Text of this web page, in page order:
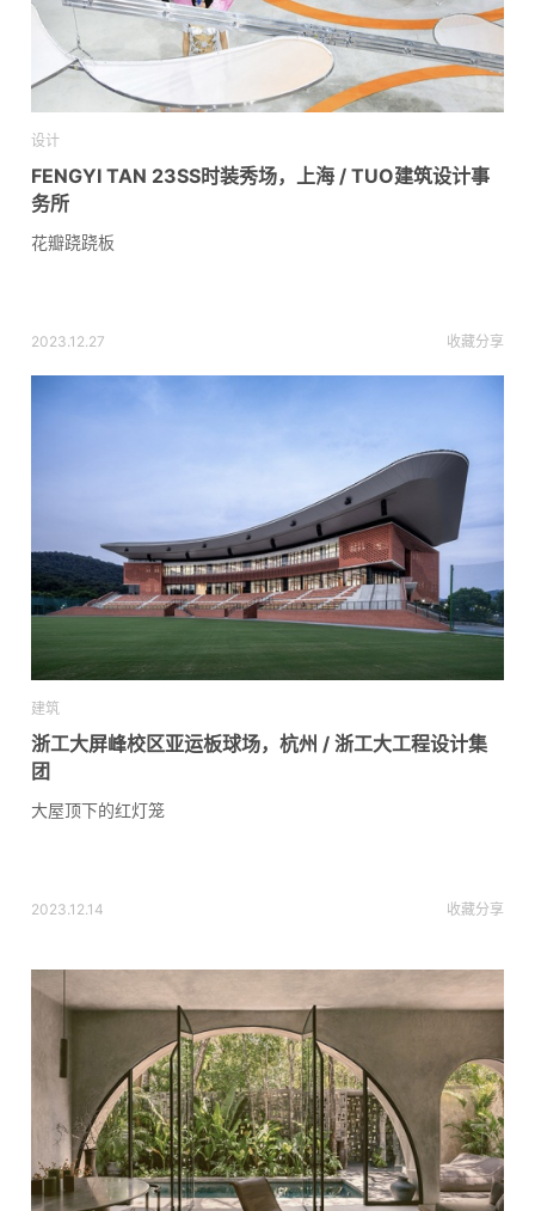
设计
FENGYI TAN 23SS时装秀场，上海 / TUO建筑设计事
务所
花瓣跷跷板
2023.12.27 收藏分享
建筑
浙工大屏峰校区亚运板球场，杭州 / 浙工大工程设计集
团
大屋顶下的红灯笼
2023.12.14 收藏分享